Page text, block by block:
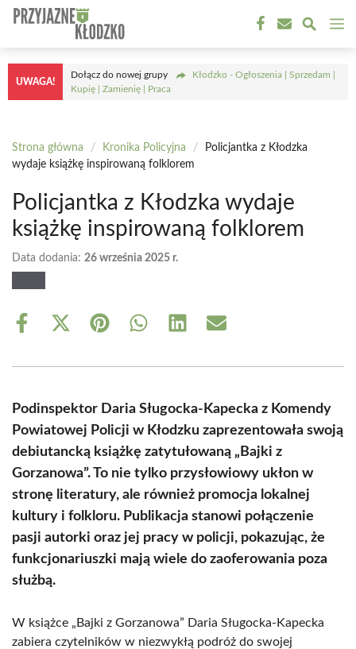
Przejdź
treści
UWAGA!
Dołącz do nowej grupy
Kłodzko - Ogłoszenia | Sprzedam |
Kupię | Zamienię | Praca
Strona główna / Kronika Policyjna /
Policjantka z Kłodzka
wydaje książkę inspirowaną folklorem
Policjantka z Kłodzka wydaje
książkę inspirowaną folklorem
Data dodania: 26 września 2025 r.
Share
Share
(Twitter)
Share Share Share Share
Podinspektor Daria Sługocka-Kapecka z Komendy
Powiatowej Policji w Kłodzku zaprezentowała swoją
debiutancką książkę zatytułowaną „Bajki z
Gorzanowa”. To nie tylko przysłowiowy ukłon w
stronę literatury, ale również promocja lokalnej
kultury i folkloru. Publikacja stanowi połączenie
pasji autorki oraz jej pracy w policji, pokazując, że
funkcjonariuszki mają wiele do zaoferowania poza
służbą.
W książce „Bajki z Gorzanowa” Daria Sługocka-Kapecka
zabiera czytelników w niezwykłą podróż do swojej